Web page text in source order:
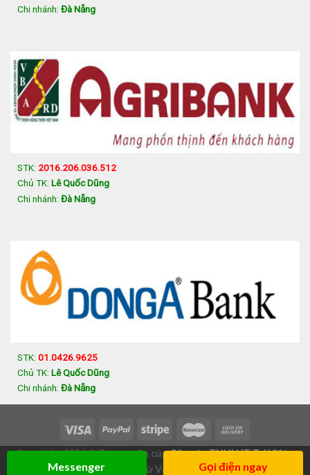
Chi nhánh: Đà Nẵng
STK: 2016.206.036.512
Chủ TK: Lê Quốc Dũng
Chi nhánh: Đà Nẵng
STK: 01.0426.9625
Chủ TK: Lê Quốc Dũng
Chi nhánh: Đà Nẵng
Copyright 2026 ©Bản quyền củaCông ty TNHH IT Trí Việt-
354/5 Trưng Nữ Vương, Đà Nẵng
Messenger Gọi điện ngay